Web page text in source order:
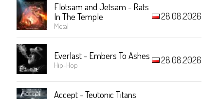
Flotsam and Jetsam - Rats
In The Temple
Metal
28.08.2026
Everlast - Embers To Ashes
Hip-Hop 28.08.2026
Accept - Teutonic Titans